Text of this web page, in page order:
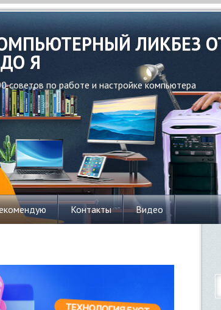
ЛИКБЕЗ
Я
советов по работе и настройке компьютера
Контакты Видео